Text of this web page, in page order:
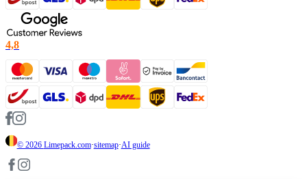
4,8
© 2026 Limepack.com·sitemap·AI guide